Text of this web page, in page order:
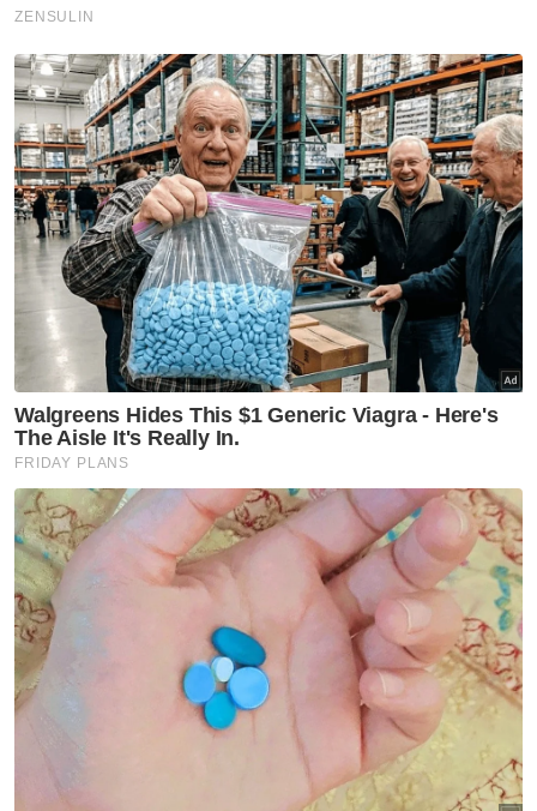
daripada 6.0060/0098 semalam,
bagaimanapun meningkat berbanding euro
kepada 5.1338/1382 daripada 5.1400/1433
sebelum ini.
Pada masa yang sama, ringgit diniagakan
bercampur-campur berbanding mata wang
ASEAN lain.
Artikel Berkaitan:
Ringgit dibuka rendah berbanding dolar AS
Ringgit dibuka rendah berbanding dolar AS
Ringgit dibuka rendah berbanding dolar AS
Ia rendah berbanding baht Thailand kepada
13.1104/1262 daripada 13.1050/1203 pada Isnin
dan merosot berbanding rupiah Indonesia
kepada 300.9/301.3 daripada 300.5/300.9
semalam.